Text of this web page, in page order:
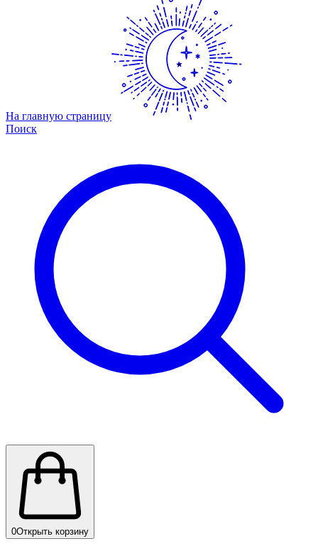
На главную страницу
Поиск
0Открыть корзину